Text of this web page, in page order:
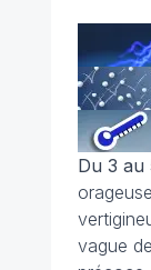
Du 3 au
vague